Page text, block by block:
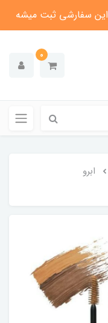
سفارشی ثبت میشه
0
ابرو